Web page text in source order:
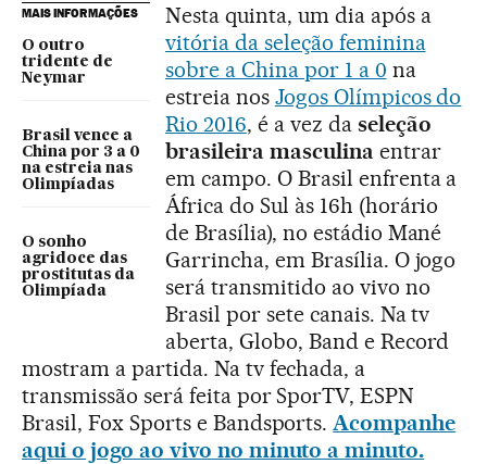
MAIS INFORMAÇÕES
O outro
tridente de
Neymar
Brasil vence a
China por 3 a 0
na estreia nas
Olimpíadas
O sonho
agridoce das
prostitutas da
Olimpíada
Nesta quinta, um dia após a
vitória da seleção feminina
sobre a China por 1 a 0 na
estreia nos Jogos Olímpicos do
Rio 2016, é a vez da seleção
brasileira masculina entrar
em campo. O Brasil enfrenta a
África do Sul às 16h (horário
de Brasília), no estádio Mané
Garrincha, em Brasília. O jogo
será transmitido ao vivo no
Brasil por sete canais. Na tv
aberta, Globo, Band e Record
mostram a partida. Na tv fechada, a
transmissão será feita por SporTV, ESPN
Brasil, Fox Sports e Bandsports.Acompanhe
aqui o jogo ao vivo no minuto a minuto.